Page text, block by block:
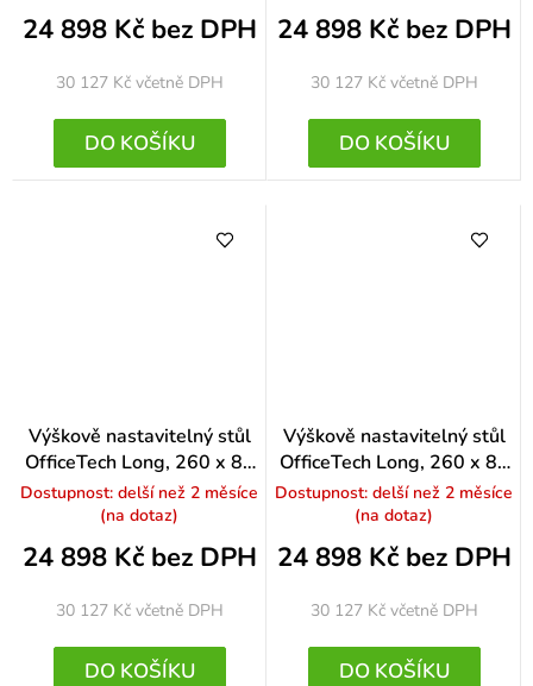
24 898 Kč bez DPH
30 127 Kč včetně DPH
DO KOŠÍKU
24 898 Kč bez DPH
30 127 Kč včetně DPH
DO KOŠÍKU
Výškově nastavitelný stůl
OfficeTech Long, 260 x 80
cm, bílá podnož, buk
Dostupnost: delší než 2 měsíce
(na dotaz)
24 898 Kč bez DPH
30 127 Kč včetně DPH
DO KOŠÍKU
Výškově nastavitelný stůl
OfficeTech Long, 260 x 80
cm, bílá podnož, bílá
Dostupnost: delší než 2 měsíce
(na dotaz)
24 898 Kč bez DPH
30 127 Kč včetně DPH
DO KOŠÍKU